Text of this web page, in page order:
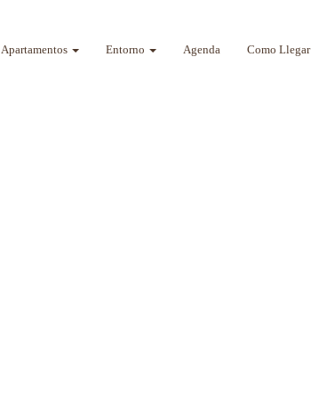
Apartamentos Entorno Agenda Como Llegar